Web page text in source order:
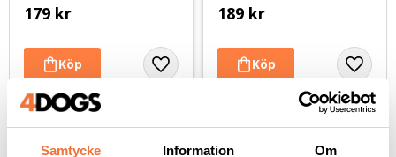
Samtycke Information Om
179 kr 189 kr
Andra köpte även